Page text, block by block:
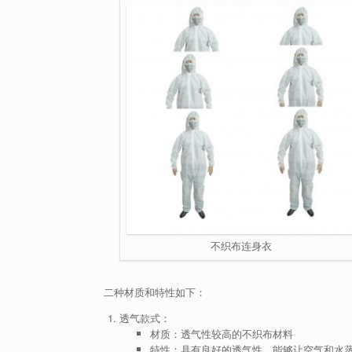
不织布连身衣
二种材质和特性如下：
透气款式：
材质：透气性较高的不织布材料